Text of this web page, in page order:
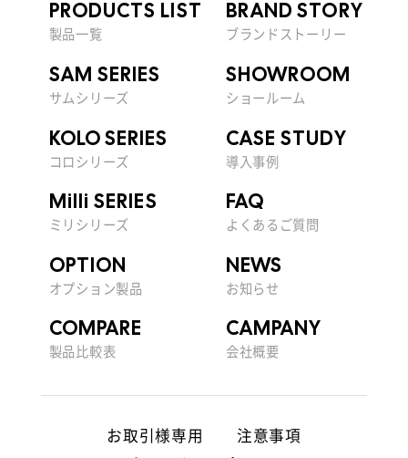
PRODUCTS LIST
製品一覧
SAM SERIES
サムシリーズ
KOLO SERIES
コロシリーズ
Milli SERIES
ミリシリーズ
OPTION
オプション製品
COMPARE
製品比較表
BRAND STORY
ブランドストーリー
SHOWROOM
ショールーム
CASE STUDY
導入事例
FAQ
よくあるご質問
NEWS
お知らせ
CAMPANY
会社概要
お取引様専用
注意事項